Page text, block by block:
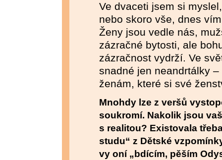
Ve dvaceti jsem si
nebo skoro vše, dnes
Ženy jsou vedle nás,
zázračné bytosti, ale
zázračnost vydrží. Ve
snadné jen neandrtálky
ženám, které si své
Mnohdy lze z veršů
soukromí. Nakolik jsou
s realitou? Existovala
studu“ z Dětské
vy oní „bdícím, pěším